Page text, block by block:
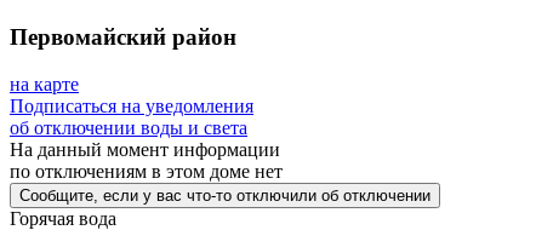
Первомайский район
на карте
Подписаться на уведомления
об отключении воды и света
На данный момент информации
по отключениям в этом доме нет
Сообщите , если у вас что-то отключили об отключении
Горячая вода